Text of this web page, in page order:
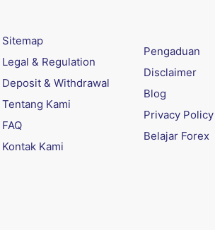
Sitemap
Legal & Regulation
Deposit & Withdrawal
Tentang Kami
FAQ
Kontak Kami
Pengaduan
Disclaimer
Blog
Privacy Policy
Belajar Forex